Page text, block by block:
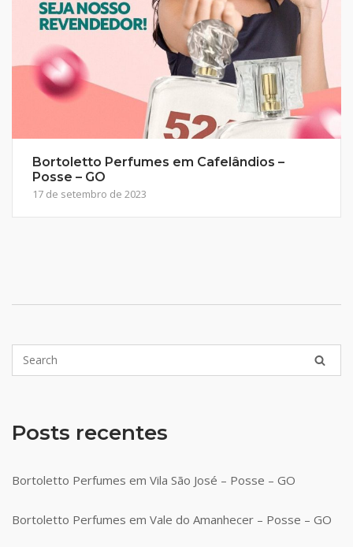
Bortoletto Perfumes em Cafelândios –
Posse – GO
17 de setembro de 2023
Posts recentes
Bortoletto Perfumes em Vila São José – Posse – GO
Bortoletto Perfumes em Vale do Amanhecer – Posse – GO